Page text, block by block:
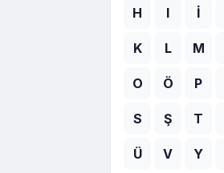
H I İ
K L M
O Ö P
S Ş T
Ü V Y